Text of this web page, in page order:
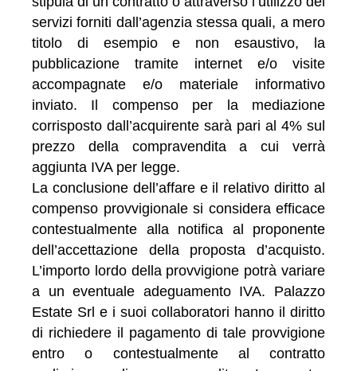
servizi forniti dall’agenzia stessa quali, a mero
titolo di esempio e non esaustivo, la
pubblicazione tramite internet e/o visite
accompagnate e/o materiale informativo
inviato. Il compenso per la mediazione
corrisposto dall’acquirente sarà pari al 4% sul
prezzo della compravendita a cui verrà
aggiunta IVA per legge.
La conclusione dell’affare e il relativo diritto al
compenso provvigionale si considera efficace
contestualmente alla notifica al proponente
dell’accettazione della proposta d’acquisto.
L’importo lordo della provvigione potrà variare
a un eventuale adeguamento IVA. Palazzo
Estate Srl e i suoi collaboratori hanno il diritto
di richiedere il pagamento di tale provvigione
entro o contestualmente al contratto